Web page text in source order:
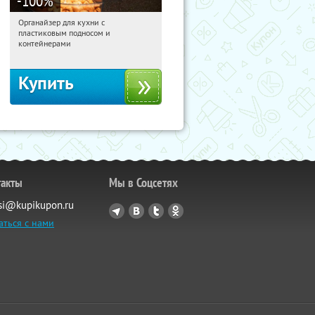
01:31:33 Получили:
Россия
Органайзер для кухни с
пластиковым подносом и
контейнерами
Купить
с нами
Мы в Соцсетях